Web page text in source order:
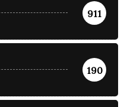
911
190